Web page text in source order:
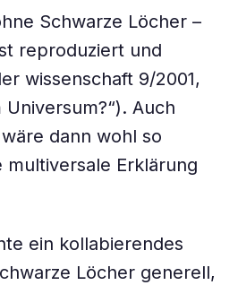
Schwarze Löcher –
reproduziert und
wissenschaft 9/2001,
Universum?“). Auch
dann wohl so
multiversale Erklärung
ein kollabierendes
Löcher generell,